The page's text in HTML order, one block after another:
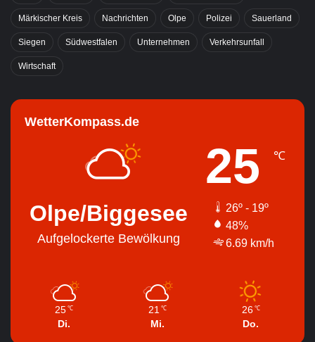
Märkischer Kreis Nachrichten Olpe Polizei Sauerland
Siegen Südwestfalen Unternehmen Verkehrsunfall
Wirtschaft
WetterKompass.de
Olpe/Biggesee
Aufgelockerte Bewölkung
25 ℃
26º - 19º
48%
6.69 km/h
25 ℃
Di.
21 ℃
Mi.
26 ℃
Do.